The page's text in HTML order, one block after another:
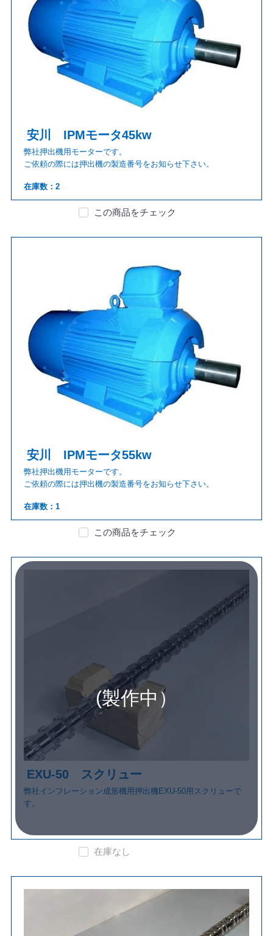
安川 IPMモータ45kw
弊社押出機用モーターです。
ご依頼の際には押出機の製造番号をお知らせ下さい。
在庫数：2
この商品をチェック
安川 IPMモータ55kw
弊社押出機用モーターです。
ご依頼の際には押出機の製造番号をお知らせ下さい。
在庫数：1
この商品をチェック
EXU-50 スクリュー
弊社インフレーション成形機用押出機EXU-50用スクリューで
す。
(製作中）
在庫なし